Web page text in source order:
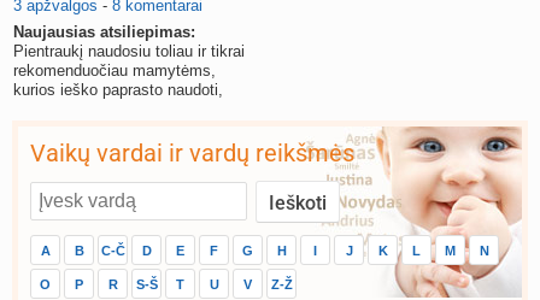
3 apžvalgos - 8 komentarai
Naujausias atsiliepimas:
Pientraukį naudosiu toliau ir tikrai
rekomenduočiau mamytėms,
kurios ieško paprasto naudoti,
Vaikų vardai ir vardų reikšmės
A B C-Č D E F G H I J K L M N
O P R S-Š T U V Z-Ž